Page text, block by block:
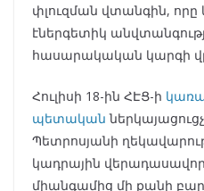
փլուզման վտանգին, որը
էներգետիկ
հասարակական կարգի
Հուլիսի 18-ին ՀԷՑ-ի
պետական
Պետրոսյանի
կադրային
միանգամից մի քանի